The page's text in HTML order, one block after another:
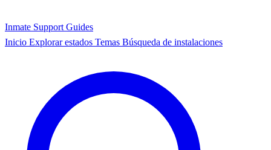
Inmate Support Guides
Inicio Explorar estados Temas Búsqueda de instalaciones